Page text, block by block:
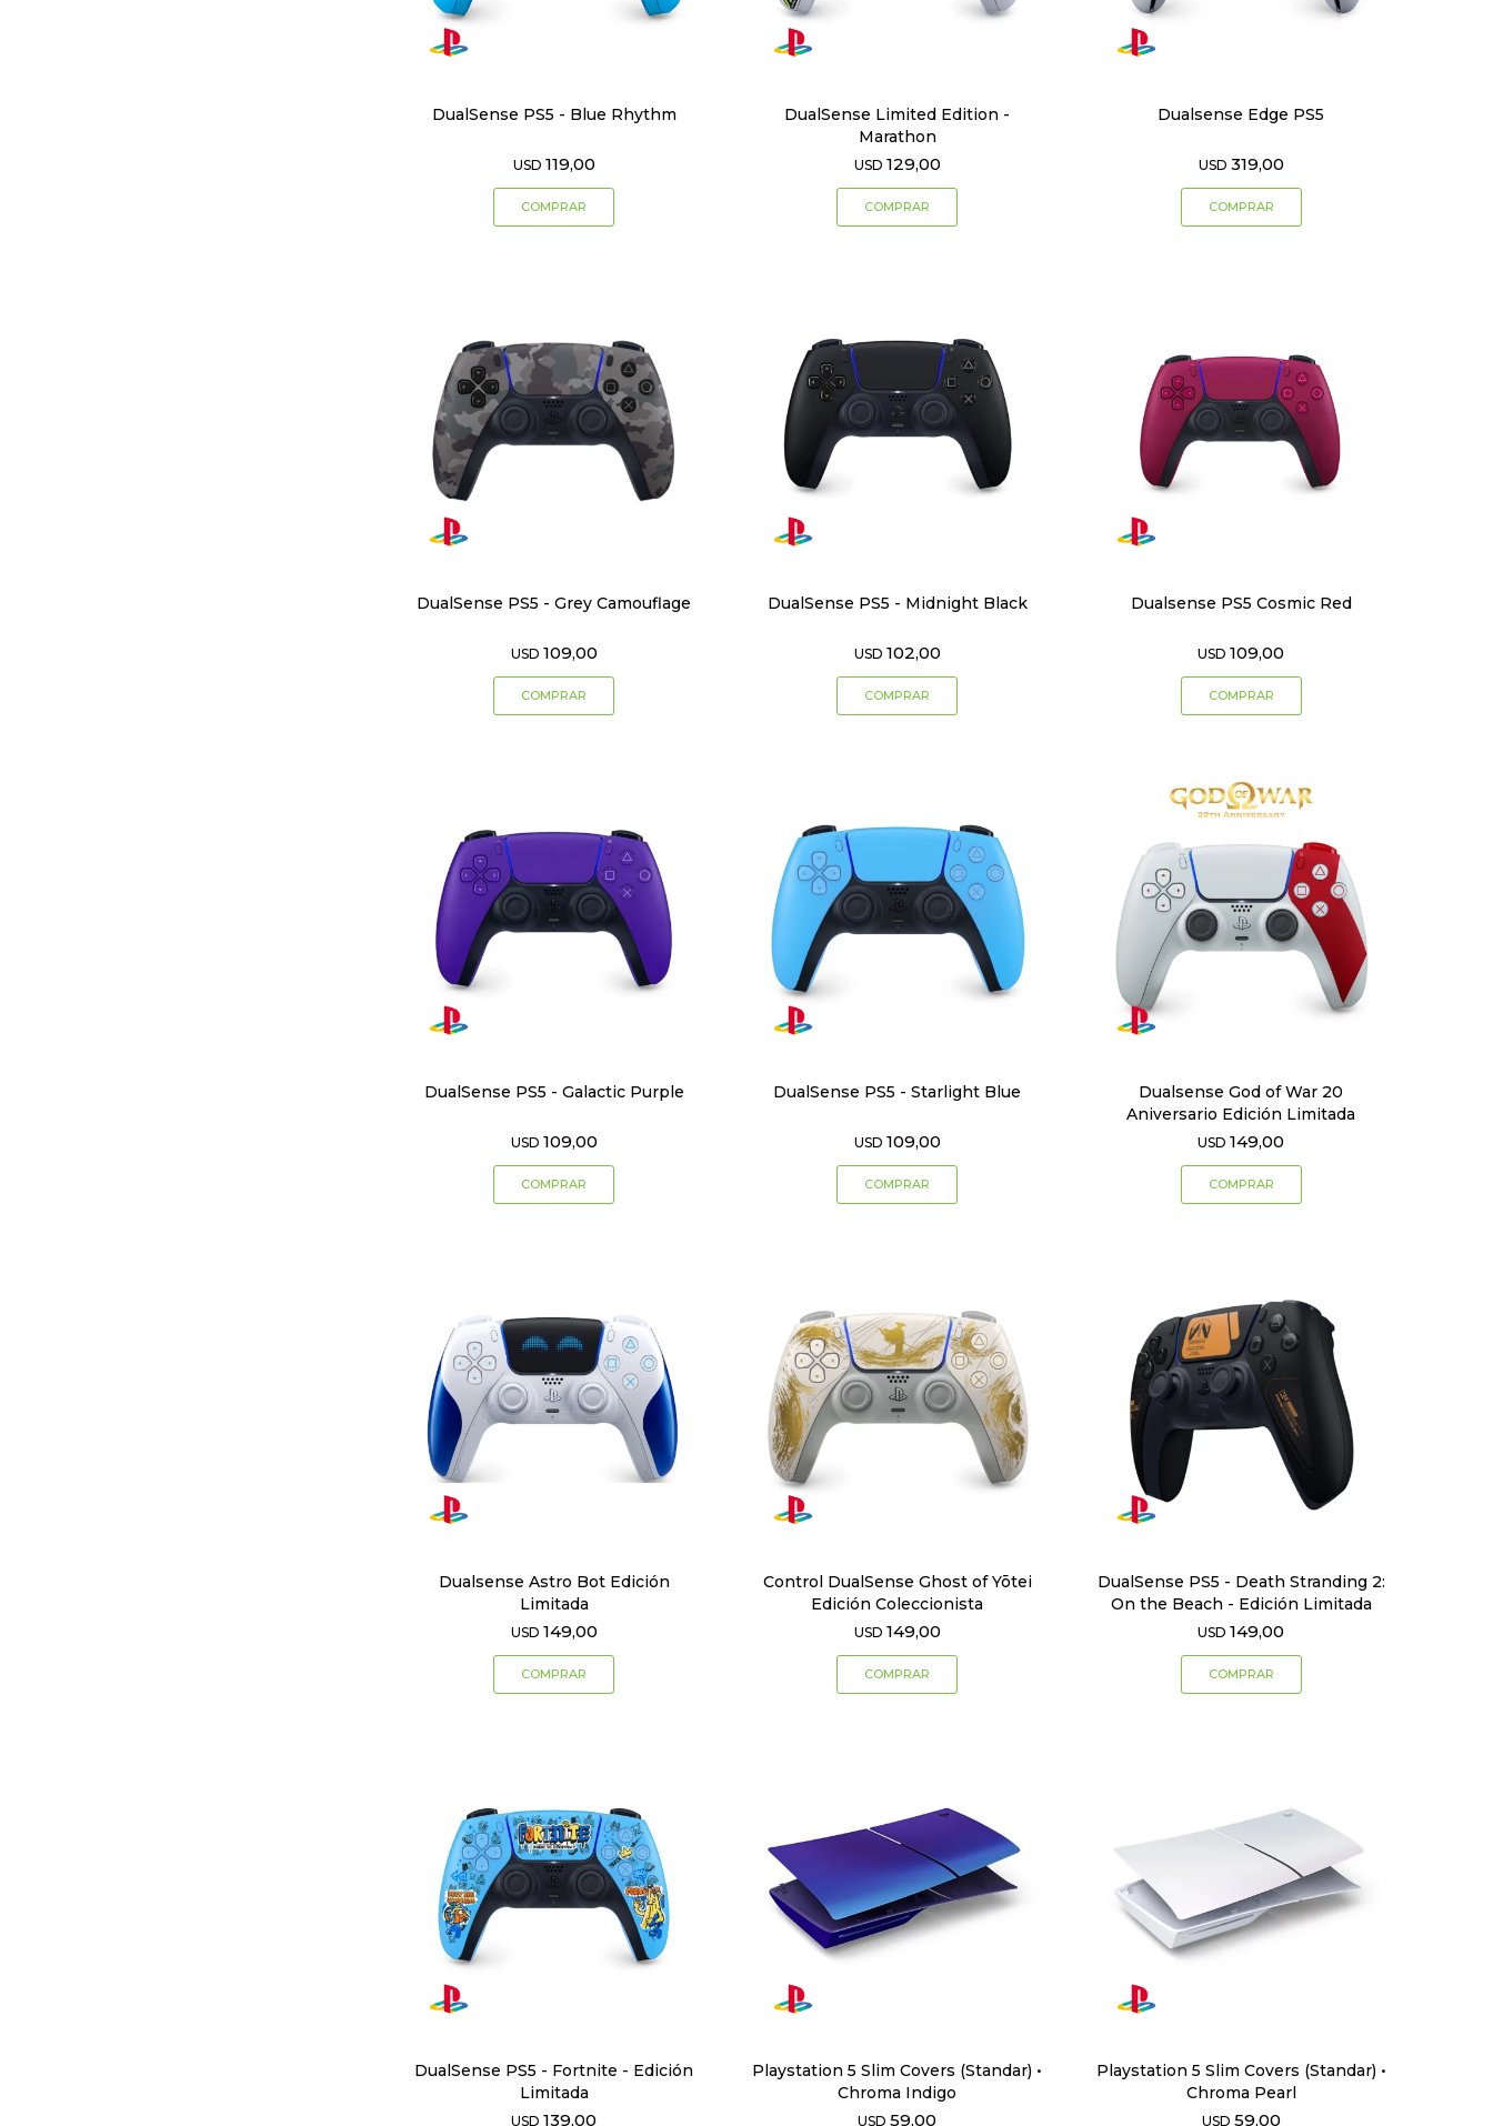
DualSense PS5 - Blue Rhythm
USD 119,00
DualSense Limited Edition -
Marathon
USD 129,00
Dualsense Edge PS5
USD 319,00
DualSense PS5 - Grey Camouflage
USD 109,00
DualSense PS5 - Midnight Black
USD 102,00
Dualsense PS5 Cosmic Red
USD 109,00
DualSense PS5 - Galactic Purple
USD 109,00
DualSense PS5 - Starlight Blue
USD 109,00
Dualsense God of War 20
Aniversario Edición Limitada
USD 149,00
Dualsense Astro Bot Edición
Limitada
USD 149,00
Control DualSense Ghost of Yōtei
Edición Coleccionista
USD 149,00
DualSense PS5 - Death Stranding 2:
On the Beach - Edición Limitada
USD 149,00
DualSense PS5 - Fortnite - Edición
Limitada
USD 139,00
Playstation 5 Slim Covers (Standar) •
Chroma Indigo
USD 59,00
Playstation 5 Slim Covers (Standar) •
Chroma Pearl
USD 59,00